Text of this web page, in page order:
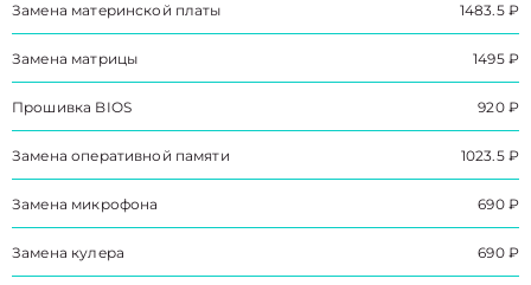
Замена материнской платы 1483.5 ₽
Замена матрицы 1495 ₽
Прошивка BIOS 920 ₽
Замена оперативной памяти 1023.5 ₽
Замена микрофона 690 ₽
Замена кулера 690 ₽